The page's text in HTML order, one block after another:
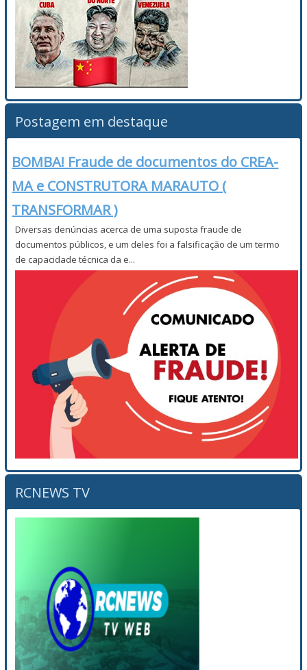
Postagem em destaque
BOMBA! Fraude de documentos do CREA-
MA e CONSTRUTORA MARAUTO (
TRANSFORMAR )
Diversas denúncias acerca de uma suposta fraude de
documentos públicos, e um deles foi a falsificação de um termo
de capacidade técnica da e...
RCNEWS TV